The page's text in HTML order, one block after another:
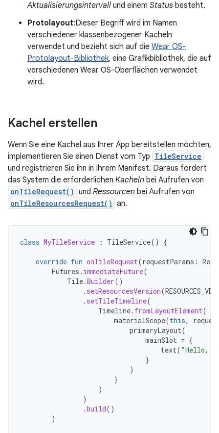
Aktualisierungsintervall und einem Status besteht.
Protolayout:Dieser Begriff wird im Namen
verschiedener klassenbezogener Kacheln
verwendet und bezieht sich auf die Wear OS-
Protolayout-Bibliothek, eine Grafikbibliothek, die auf
verschiedenen Wear OS-Oberflächen verwendet
wird.
Kachel erstellen
Wenn Sie eine Kachel aus Ihrer App bereitstellen möchten,
implementieren Sie einen Dienst vom Typ TileService
und registrieren Sie ihn in Ihrem Manifest. Daraus fordert
das System die erforderlichen Kacheln bei Aufrufen von
onTileRequest() und Ressourcen bei Aufrufen von
onTileResourcesRequest() an.
class MyTileService : TileService() {
override fun onTileRequest(requestParams :
Futures . immediateFuture(
Tile.Builder()
. setResourcesVersion(
. setTileTimeline(
Timeline. fromLayoutElement(
materialScope(this,
primaryLayout(
mainSlot = {
text( "Hello,
}
)
}
)
)
.build()
)